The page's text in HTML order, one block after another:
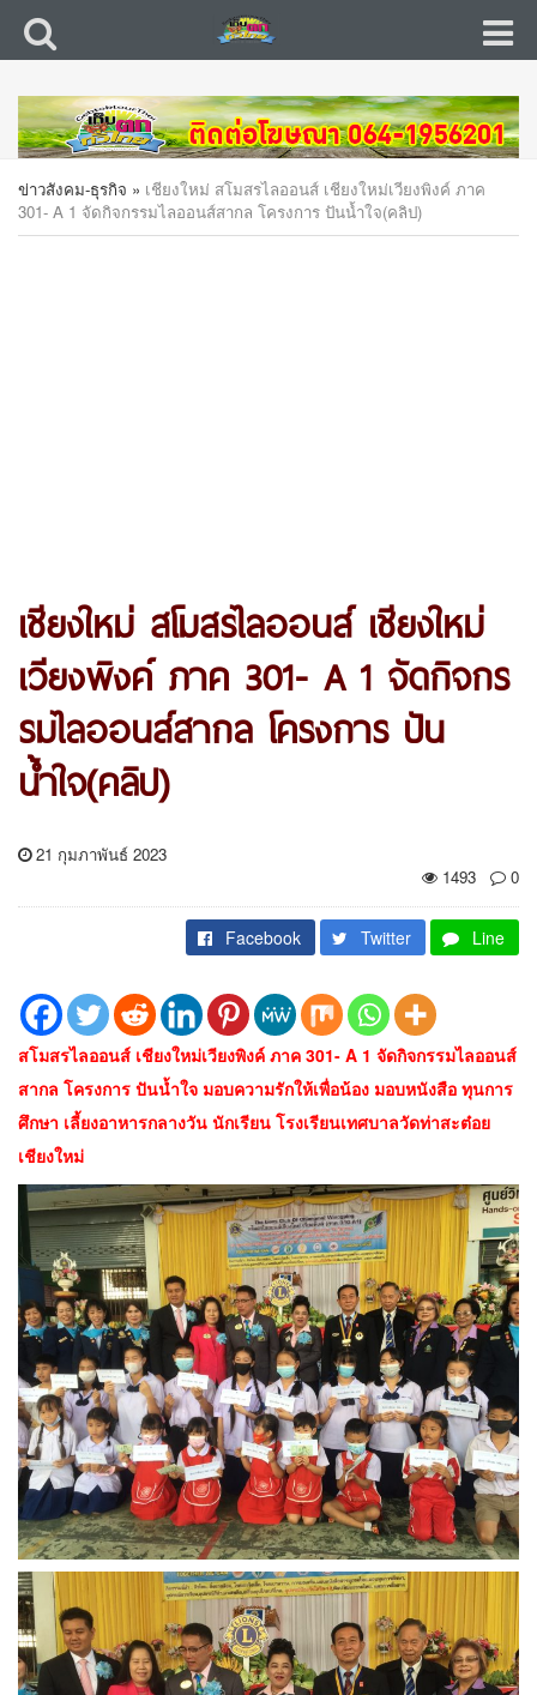
ข่าวสังคม-ธุรกิจ » เชียงใหม่ สโมสรไลออนส์ เชียงใหม่เวียงพิงค์ ภาค
301- A 1 จัดกิจกรรมไลออนส์สากล โครงการ ปันน้ำใจ(คลิป)
เชียงใหม่ สโมสรไลออนส์ เชียงใหม่
เวียงพิงค์ ภาค 301- A 1 จัดกิจกร
รมไลออนส์สากล โครงการ ปัน
น้ำใจ(คลิป)
21 กุมภาพันธ์ 2023
1493
0
Facebook Twitter Line
สโมสรไลออนส์ เชียงใหม่เวียงพิงค์ ภาค 301- A 1 จัดกิจกรรมไลออนส์
สากล โครงการ ปันน้ำใจ มอบความรักให้เพื่อน้อง มอบหนังสือ ทุนการ
ศึกษา เลี้ยงอาหารกลางวัน นักเรียน โรงเรียนเทศบาลวัดท่าสะต๋อย
เชียงใหม่